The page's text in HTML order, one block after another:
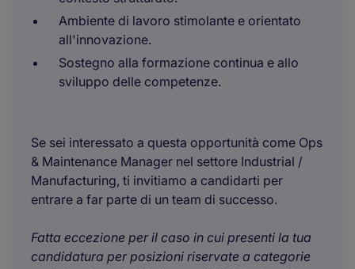
Ambiente di lavoro stimolante e orientato
all'innovazione.
Sostegno alla formazione continua e allo
sviluppo delle competenze.
Se sei interessato a questa opportunità come Ops
& Maintenance Manager nel settore Industrial /
Manufacturing, ti invitiamo a candidarti per
entrare a far parte di un team di successo.
Fatta eccezione per il caso in cui presenti la tua
candidatura per posizioni riservate a categorie